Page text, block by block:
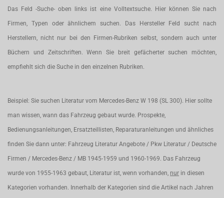
Das Feld -Suche- oben links ist eine Volltextsuche. Hier können Sie nach
Firmen, Typen oder ähnlichem suchen. Das Hersteller Feld sucht nach
Herstellern, nicht nur bei den Firmen-Rubriken selbst, sondern auch unter
Büchern und Zeitschriften. Wenn Sie breit gefächerter suchen möchten,
empfiehlt sich die Suche in den einzelnen Rubriken.
Beispiel: Sie suchen Literatur vom Mercedes-Benz W 198 (SL 300). Hier sollte
man wissen, wann das Fahrzeug gebaut wurde. Prospekte,
Bedienungsanleitungen, Ersatzteillisten, Reparaturanleitungen und ähnliches
finden Sie dann unter: Fahrzeug Literatur Angebote / Pkw Literatur / Deutsche
Firmen / Mercedes-Benz / MB 1945-1959 und 1960-1969. Das Fahrzeug
wurde von 1955-1963 gebaut, Literatur ist, wenn vorhanden, nur in diesen
Kategorien vorhanden. Innerhalb der Kategorien sind die Artikel nach Jahren